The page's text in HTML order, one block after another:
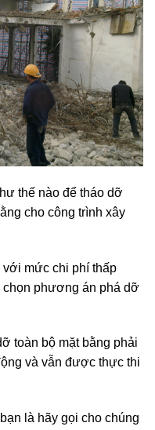
thế nào để tháo dỡ
cho công trình xây
với mức chi phí thấp
phương án phá dỡ
toàn bộ mặt bằng phải
và vẫn được thực thi
là hãy gọi cho chúng